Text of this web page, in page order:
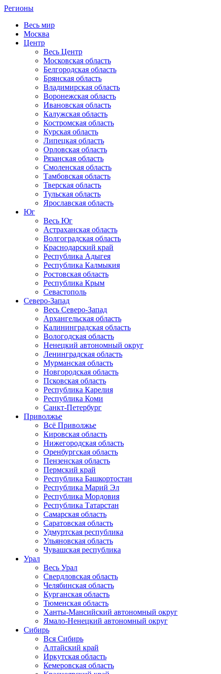
Регионы
Весь мир
Москва
Центр
Весь Центр
Московская область
Белгородская область
Брянская область
Владимирская область
Воронежская область
Ивановская область
Калужская область
Костромская область
Курская область
Липецкая область
Орловская область
Рязанская область
Смоленская область
Тамбовская область
Тверская область
Тульская область
Ярославская область
Юг
Весь Юг
Астраханская область
Волгоградская область
Краснодарский край
Республика Адыгея
Республика Калмыкия
Ростовская область
Республика Крым
Севастополь
Северо-Запад
Весь Северо-Запад
Архангельская область
Калининградская область
Вологодская область
Ненецкий автономный округ
Ленинградская область
Мурманская область
Новгородская область
Псковская область
Республика Карелия
Республика Коми
Санкт-Петербург
Приволжье
Всё Приволжье
Кировская область
Нижегородская область
Оренбургская область
Пензенская область
Пермский край
Республика Башкортостан
Республика Марий Эл
Республика Мордовия
Республика Татарстан
Самарская область
Саратовская область
Удмуртская республика
Ульяновская область
Чувашская республика
Урал
Весь Урал
Свердловская область
Челябинская область
Курганская область
Тюменская область
Ханты-Мансийский автономный округ
Ямало-Ненецкий автономный округ
Сибирь
Вся Сибирь
Алтайский край
Иркутская область
Кемеровская область